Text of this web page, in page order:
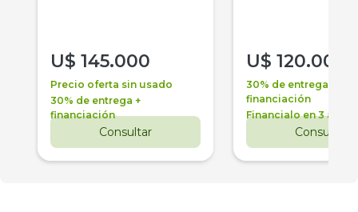
U$ 145.000
Precio oferta sin usado
30% de entrega +
financiación
Consultar
U$ 120.000
30% de entrega +
financiación
Financialo en 3 años
Consultar